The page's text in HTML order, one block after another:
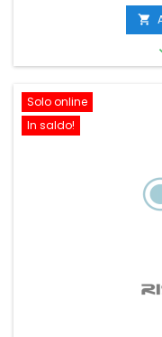

Solo online
In saldo!